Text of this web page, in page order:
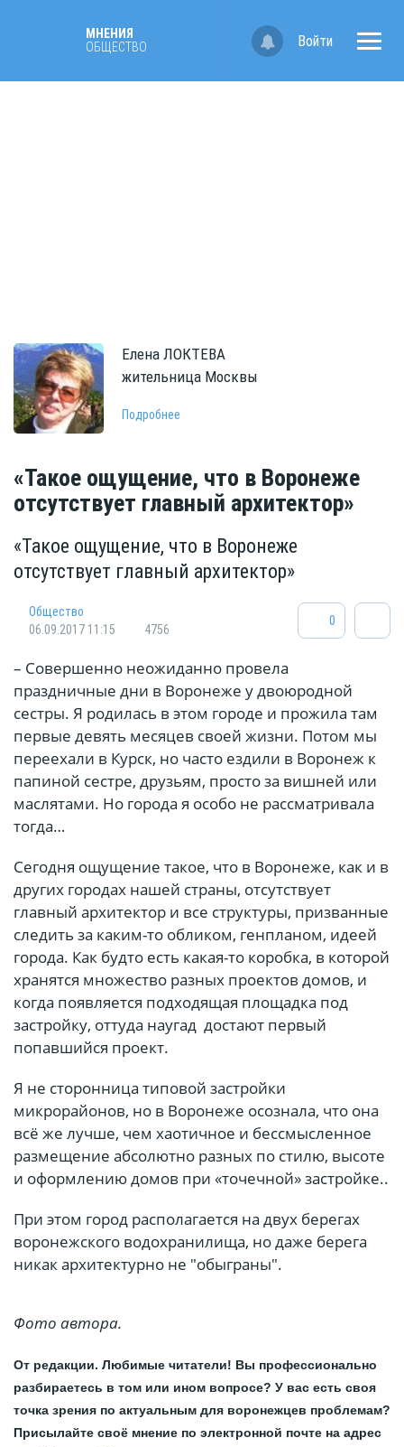
МНЕНИЯ
ОБЩЕСТВО
Войти
Елена ЛОКТЕВА
жительница Москвы
Подробнее
«Такое ощущение, что в Воронеже
отсутствует главный архитектор»
«Такое ощущение, что в Воронеже
отсутствует главный архитектор»
Общество
06.09.2017 11:15
4756
0
– Совершенно неожиданно провела
праздничные дни в Воронеже у двоюродной
сестры. Я родилась в этом городе и прожила там
первые девять месяцев своей жизни. Потом мы
переехали в Курск, но часто ездили в Воронеж к
папиной сестре, друзьям, просто за вишней или
маслятами. Но города я особо не рассматривала
тогда…
Сегодня ощущение такое, что в Воронеже, как и в
других городах нашей страны, отсутствует
главный архитектор и все структуры, призванные
следить за каким-то обликом, генпланом, идеей
города. Как будто есть какая-то коробка, в которой
хранятся множество разных проектов домов, и
когда появляется подходящая площадка под
застройку, оттуда наугад достают первый
попавшийся проект.
Я не сторонница типовой застройки
микрорайонов, но в Воронеже осознала, что она
всё же лучше, чем хаотичное и бессмысленное
размещение абсолютно разных по стилю, высоте
и оформлению домов при «точечной» застройке..
При этом город располагается на двух берегах
воронежского водохранилища, но даже берега
никак архитектурно не "обыграны".
Фото автора.
От редакции. Любимые читатели! Вы профессионально
разбираетесь в том или ином вопросе? У вас есть своя
точка зрения по актуальным для воронежцев проблемам?
Присылайте своё мнение по электронной почте на адрес